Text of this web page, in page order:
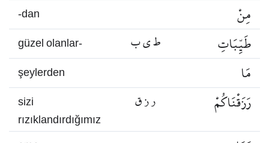
-dan مِنْ
güzel olanlar- ط ي ب طَيِّبَاتِ
şeylerden مَا
sizi
rızıklandırdığımız
ر ز ق رَزَقْنَاكُمْ